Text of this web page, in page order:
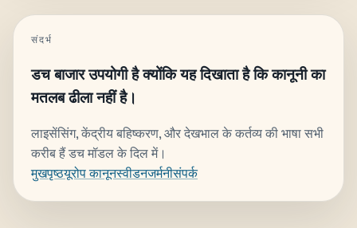
संदर्भ
डच बाजार उपयोगी है क्योंकि यह दिखाता है कि कानूनी का
मतलब ढीला नहीं है।
लाइसेंसिंग, केंद्रीय बहिष्करण, और देखभाल के कर्तव्य की भाषा सभी
करीब हैं डच मॉडल के दिल में।
मुखपृष्ठयूरोप कानूनस्वीडनजर्मनीसंपर्क